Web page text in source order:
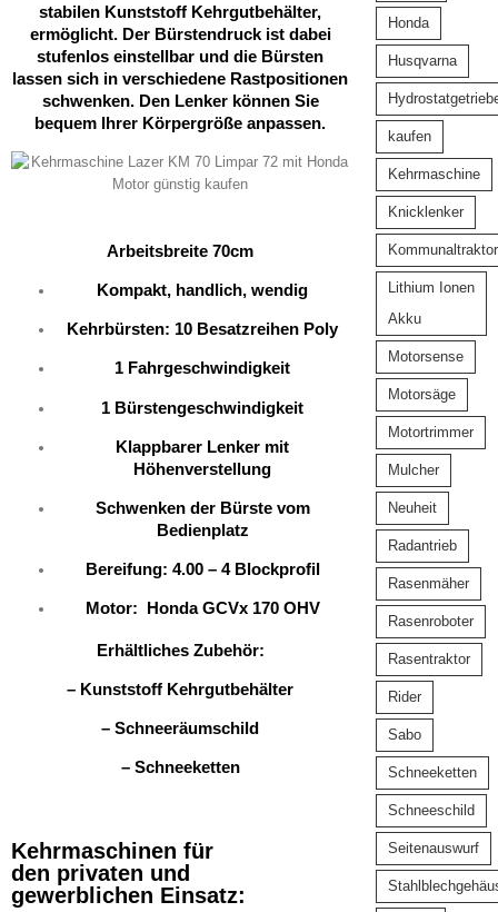
stabilen Kunststoff Kehrgutbehälter,
ermöglicht. Der Bürstendruck ist dabei
stufenlos einstellbar und die Bürsten
lassen sich in verschiedene Rastpositionen
schwenken. Den Lenker können Sie
bequem Ihrer Körpergröße anpassen.
Arbeitsbreite 70cm
Kompakt, handlich, wendig
Kehrbürsten: 10 Besatzreihen Poly
1 Fahrgeschwindigkeit
1 Bürstengeschwindigkeit
Klappbarer Lenker mit
Höhenverstellung
Schwenken der Bürste vom
Bedienplatz
Bereifung: 4.00 – 4 Blockprofil
Motor: Honda GCVx 170 OHV
Erhältliches Zubehör:
– Kunststoff Kehrgutbehälter
– Schneeräumschild
– Schneeketten
Kehrmaschinen für
den privaten und
gewerblichen Einsatz:
Honda
Husqvarna
kaufen
Kehrmaschine
Knicklenker
Kommunaltraktor
Lithium Ionen
Akku
Motorsense
Motorsäge
Motortrimmer
Mulcher
Neuheit
Radantrieb
Rasenmäher
Rasenroboter
Rasentraktor
Rider
Sabo
Schneeketten
Schneeschild
Seitenauswurf